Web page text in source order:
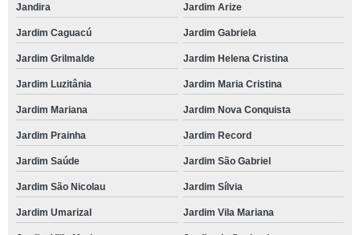
Jandira Jardim Arize
Jardim Caguacú Jardim Gabriela
Jardim Grilmalde Jardim Helena Cristina
Jardim Luzitânia Jardim Maria Cristina
Jardim Mariana Jardim Nova Conquista
Jardim Prainha Jardim Record
Jardim Saúde Jardim São Gabriel
Jardim São Nicolau Jardim Sílvia
Jardim Umarizal Jardim Vila Mariana